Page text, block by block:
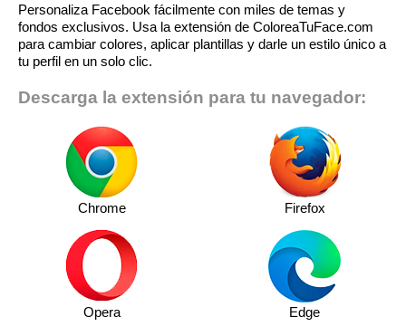
Personaliza Facebook fácilmente con miles de temas y
fondos exclusivos. Usa la extensión de ColoreaTuFace.com
para cambiar colores, aplicar plantillas y darle un estilo único a
tu perfil en un solo clic.
Descarga la extensión para tu navegador:
Chrome Firefox
Opera Edge